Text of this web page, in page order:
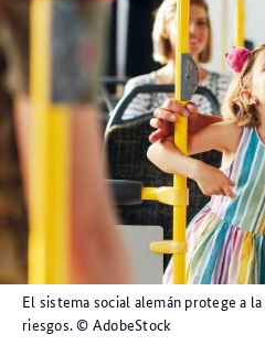
El sistema social alemán protege a
riesgos.© AdobeStock